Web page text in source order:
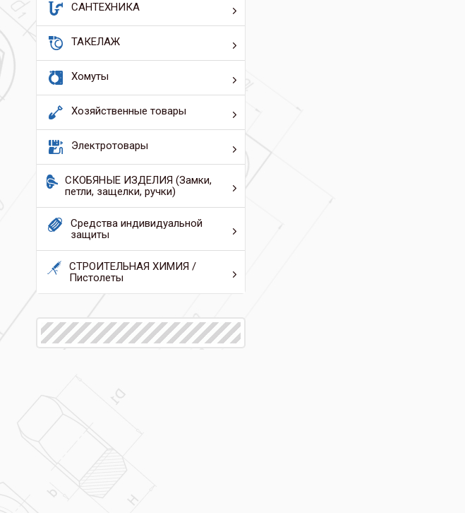
САНТЕХНИКА
ТАКЕЛАЖ
Хомуты
Хозяйственные товары
Электротовары
СКОБЯНЫЕ ИЗДЕЛИЯ (Замки,
петли, защелки, ручки)
Средства индивидуальной
защиты
СТРОИТЕЛЬНАЯ ХИМИЯ /
Пистолеты